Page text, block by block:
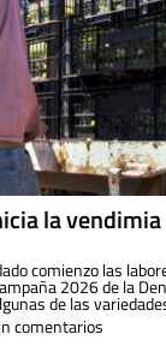
la
comienzo las
2026 de la
de las
comentarios